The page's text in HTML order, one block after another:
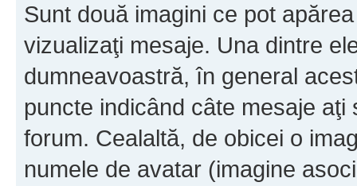
Sunt două imagini ce pot
vizualizaţi mesaje. Una dintre
dumneavoastră, în general
puncte indicând câte mesaje
forum. Cealaltă, de obicei o
numele de avatar (imagine